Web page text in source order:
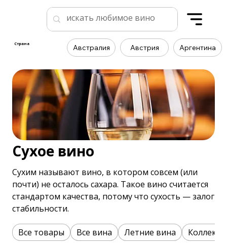
Сухое вино
Сухим называют вино, в котором совсем (или
почти) не осталось сахара. Такое вино считается
стандартом качества, потому что сухость — залог
стабильности.
Все товары Все вина Летние вина
Страна Австралия Австрия Аргентина